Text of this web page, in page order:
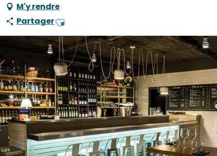
M'y rendre
PartagerAjouter aux favoris